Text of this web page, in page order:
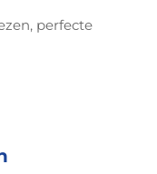
perfecte